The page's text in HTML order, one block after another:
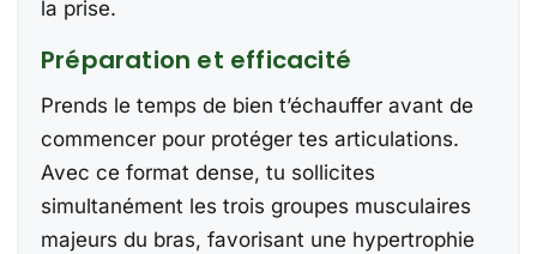
la prise.
Préparation et efficacité
Prends le temps de bien t’échauffer avant de
commencer pour protéger tes articulations.
Avec ce format dense, tu sollicites
simultanément les trois groupes musculaires
majeurs du bras, favorisant une hypertrophie